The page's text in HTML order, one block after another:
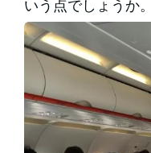
いう点でしょうか。